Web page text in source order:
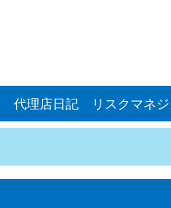
代理店日記 リスクマネ